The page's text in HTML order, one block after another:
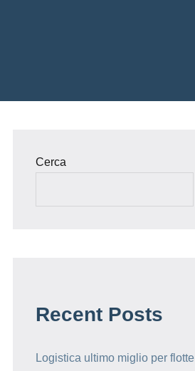
Cerca
Recent Posts
Logistica ultimo miglio per flotte